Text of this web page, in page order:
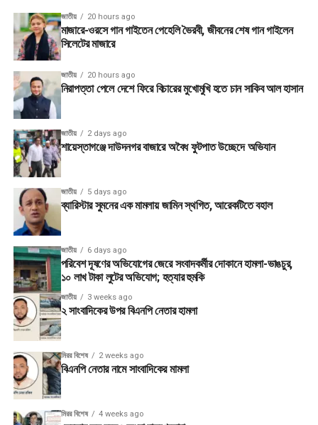
জাতীয় 20 hours ago
মাজারে-ওরসে গান গাইতেন পেহেলি ভৈরবী, জীবনের শেষ গান গাইলেন
সিলেটের মাজারে
জাতীয় 20 hours ago
নিরাপত্তা পেলে দেশে ফিরে বিচারের মুখোমুখি হতে চান সাকিব আল হাসান
জাতীয় 2 days ago
শায়েস্তাগঞ্জে দাউদনগর বাজারে অবৈধ ফুটপাত উচ্ছেদে অভিযান
জাতীয় 5 days ago
ব্যারিস্টার সুমনের এক মামলায় জামিন স্থগিত, আরেকটিতে বহাল
জাতীয় 6 days ago
পরিবেশ দূষণের অভিযোগের জেরে সংবাদকর্মীর দোকানে হামলা-ভাঙচুর,
১০ লাখ টাকা লুটের অভিযোগ; হত্যার হুমকি
জাতীয় 3 weeks ago
২ সাংবাদিকের উপর বিএনপি নেতার হামলা
মিরর বিশেষ 2 weeks ago
বিএনপি নেতার নামে সাংবাদিকের মামলা
মিরর বিশেষ 4 weeks ago